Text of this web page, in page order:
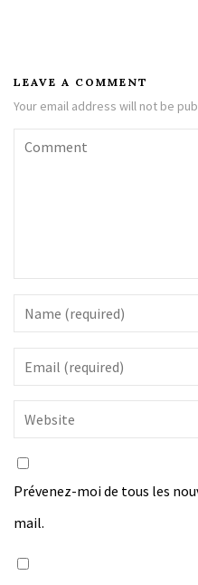
LEAVE A COMMENT
Your email address will not be
Prévenez-moi de tous les
mail.